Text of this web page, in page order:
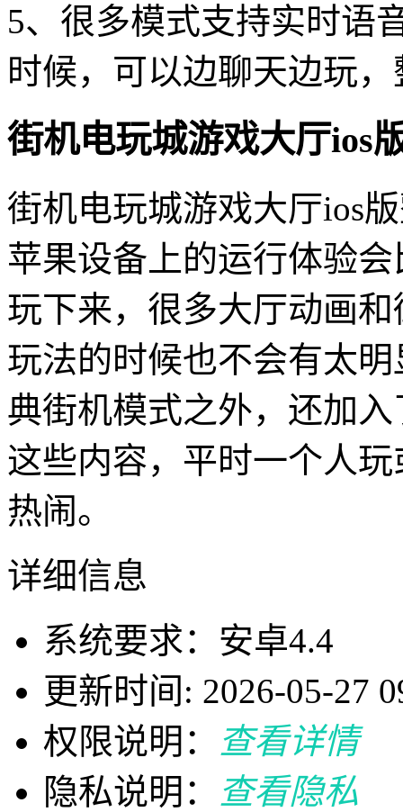
5、很多模式支持实时语
时候，可以边聊天边玩
街机电玩城游戏大厅ios
街机电玩城游戏大厅ios
苹果设备上的运行体验
玩下来，很多大厅动画
玩法的时候也不会有太
典街机模式之外，还加
这些内容，平时一个人
热闹。
详细信息
系统要求：安卓4.4
更新时间: 2026-05-27
权限说明：
查看详情
隐私说明：
查看隐私